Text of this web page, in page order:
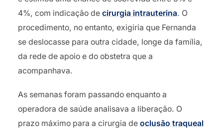
4%, com indicação de cirurgia intrauterina. O
procedimento, no entanto, exigiria que Fernanda
se deslocasse para outra cidade, longe da família,
da rede de apoio e do obstetra que a
acompanhava.
As semanas foram passando enquanto a
operadora de saúde analisava a liberação. O
prazo máximo para a cirurgia de oclusão traqueal